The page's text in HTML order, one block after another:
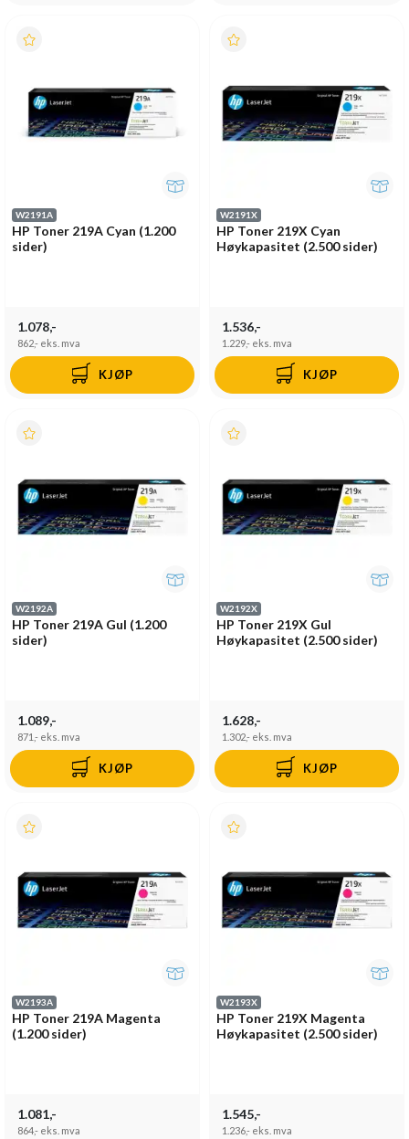
W2191A
HP Toner 219A Cyan (1.200
sider)
1.078,-
862,- eks. mva
KJØP
W2191X
HP Toner 219X Cyan
Høykapasitet (2.500 sider)
1.536,-
1.229,- eks. mva
KJØP
W2192A
HP Toner 219A Gul (1.200
sider)
1.089,-
871,- eks. mva
KJØP
W2192X
HP Toner 219X Gul
Høykapasitet (2.500 sider)
1.628,-
1.302,- eks. mva
KJØP
W2193A
HP Toner 219A Magenta
(1.200 sider)
1.081,-
864,- eks. mva
W2193X
HP Toner 219X Magenta
Høykapasitet (2.500 sider)
1.545,-
1.236,- eks. mva